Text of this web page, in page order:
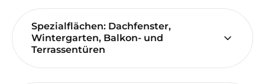
Spezialflächen: Dachfenster,
Wintergarten, Balkon- und
Terrassentüren